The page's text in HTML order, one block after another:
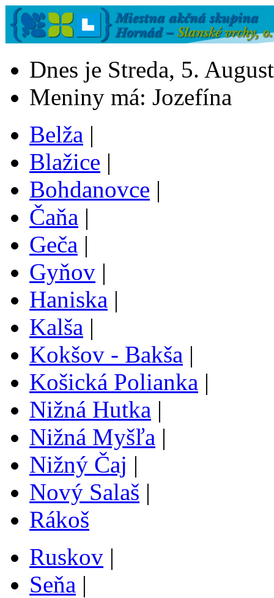
Dnes je Streda, 5.
Meniny má: Jozefína
Belža |
Blažice |
Bohdanovce |
Čaňa |
Geča |
Gyňov |
Haniska |
Kalša |
Kokšov - Bakša |
Košická Polianka |
Nižná Hutka |
Nižná Myšľa |
Nižný Čaj |
Nový Salaš |
Rákoš
Ruskov |
Seňa |